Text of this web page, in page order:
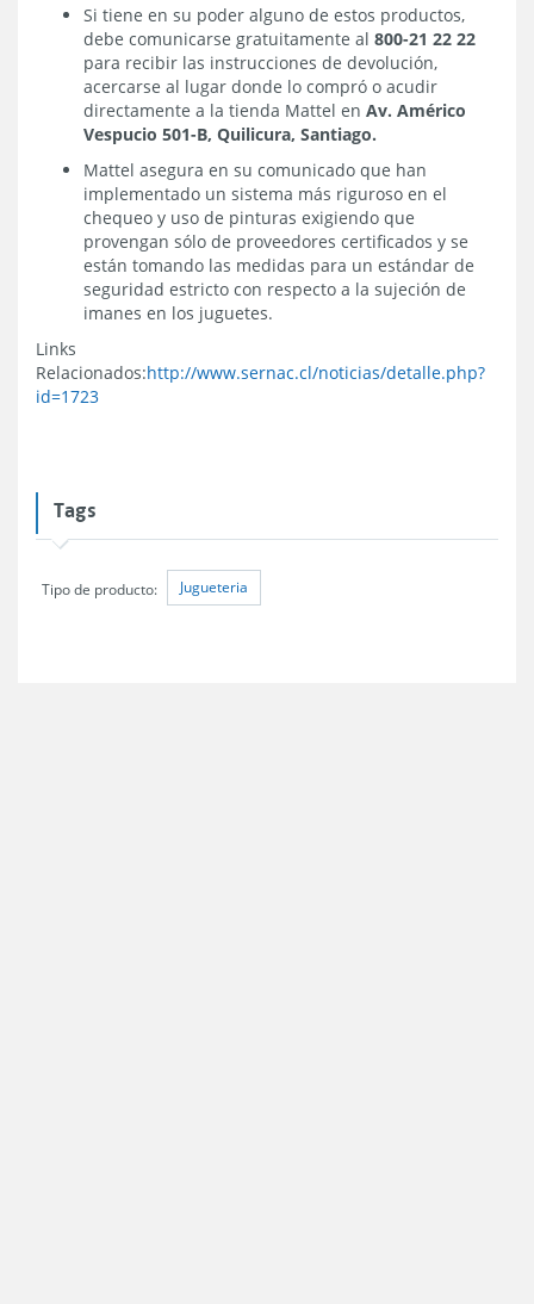
Si tiene en su poder alguno de estos productos,
debe comunicarse gratuitamente al 800-21 22 22
para recibir las instrucciones de devolución,
acercarse al lugar donde lo compró o acudir
directamente a la tienda Mattel en Av. Américo
Vespucio 501-B, Quilicura, Santiago.
Mattel asegura en su comunicado que han
implementado un sistema más riguroso en el
chequeo y uso de pinturas exigiendo que
provengan sólo de proveedores certificados y se
están tomando las medidas para un estándar de
seguridad estricto con respecto a la sujeción de
imanes en los juguetes.
Links
Relacionados:http://www.sernac.cl/noticias/detalle.php?
id=1723
Tags
Tipo de producto: Jugueteria